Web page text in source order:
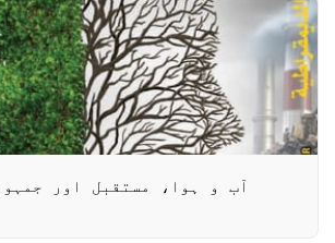
آب و ہوا، مستقبل اور